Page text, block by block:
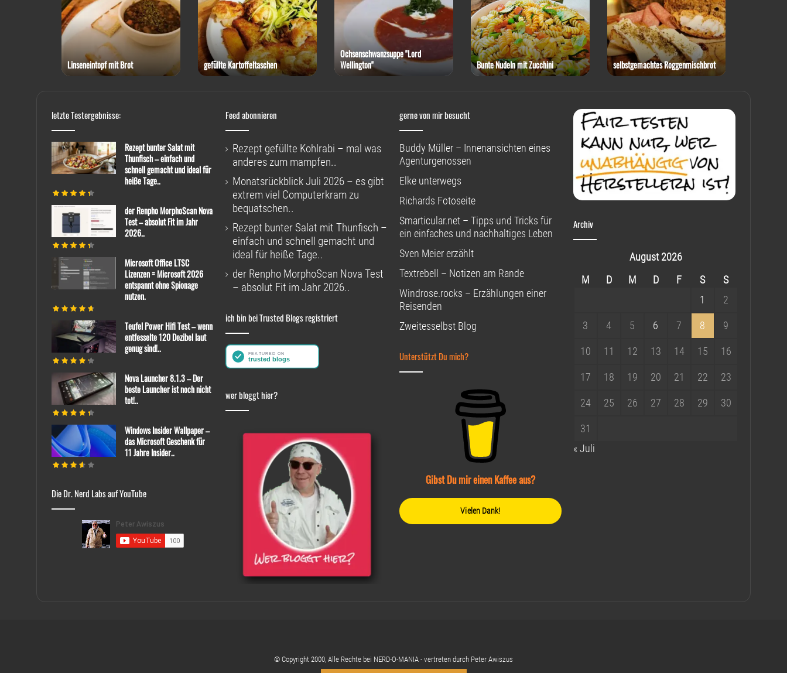
Linseneintopf mit Brot gefüllte Kartoffeltaschen
Ochsenschwanzsuppe "Lord
Wellington"
Bunte Nudeln mit Zucchini selbstgemachtes Roggenmischbrot
letzte Testergebnisse:
Rezept bunter Salat mit
Thunfisch – einfach und
schnell gemacht und ideal für
heiße Tage..
der Renpho MorphoScan Nova
Test – absolut Fit im Jahr
2026..
Microsoft Office LTSC
Lizenzen = Microsoft 2026
entspannt ohne Spionage
nutzen.
Teufel Power Hifi Test – wenn
entfesselte 120 Dezibel laut
genug sind!..
Nova Launcher 8.1.3 – Der
beste Launcher ist noch nicht
tot!..
Windows Insider Wallpaper –
das Microsoft Geschenk für
11 Jahre Insider..
Die Dr. Nerd Labs auf YouTube
Feed abonnieren
Rezept gefüllte Kohlrabi – mal was
anderes zum mampfen..
Monatsrückblick Juli 2026 – es gibt
extrem viel Computerkram zu
bequatschen..
Rezept bunter Salat mit Thunfisch –
einfach und schnell gemacht und
ideal für heiße Tage..
der Renpho MorphoScan Nova Test
– absolut Fit im Jahr 2026..
ich bin bei Trusted Blogs registriert
wer bloggt hier?
gerne von mir besucht
Buddy Müller – Innenansichten eines
Agenturgenossen
Elke unterwegs
Richards Fotoseite
Smarticular.net – Tipps und Tricks für
ein einfaches und nachhaltiges Leben
Sven Meier erzählt
Textrebell – Notizen am Rande
Windrose.rocks – Erzählungen einer
Reisenden
Zweitesselbst Blog
Unterstützt Du mich?
Gibst Du mir einen Kaffee aus?
Vielen Dank!
Archiv
August 2026
M
D M D F S
S
1
2
3 4 5 6 7 8 9
10 11 12 13 14 15 16
17 18 19 20 21 22 23
24 25 26 27 28 29 30
31
« Juli
© Copyright 2000, Alle Rechte bei NERD-O-MANIA - vertreten durch Peter Awiszus